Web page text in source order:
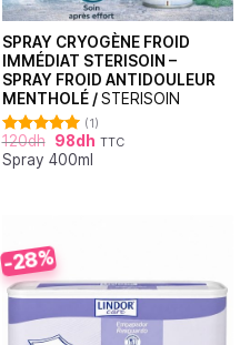
SPRAY CRYOGÈNE FROID
IMMÉDIAT STERISOIN –
SPRAY FROID ANTIDOULEUR
MENTHOLÉ /STERISOIN
Note5.00
sur 5
(1)
120dh 98dh TTC
Spray 400ml
-28%